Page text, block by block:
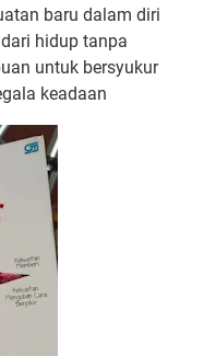
baru dalam diri
hidup tanpa
untuk bersyukur
keadaan